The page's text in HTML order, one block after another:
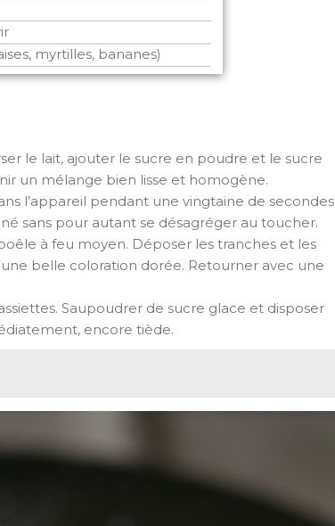
myrtilles, bananes)
le lait, ajouter le sucre en poudre et le sucre
un mélange bien lisse et homogène.
l’appareil pendant une vingtaine de secondes
sans pour autant se désagréger au toucher.
à feu moyen. Déposer les tranches et les
belle coloration dorée. Retourner avec une
Saupoudrer de sucre glace et disposer
encore tiède.